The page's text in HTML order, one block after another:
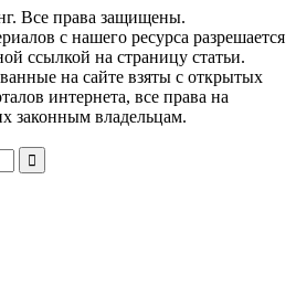
Все права защищены.
с нашего ресурса разрешается
ссылкой на страницу статьи.
на сайте взяты с открытых
интернета, все права на
законным владельцам.